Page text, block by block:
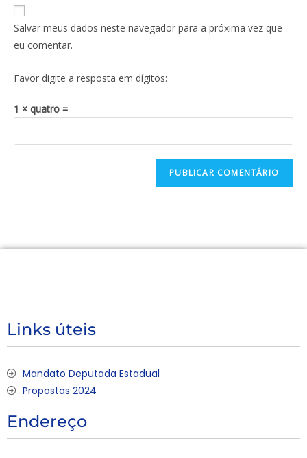
Salvar meus dados neste navegador para a próxima vez que
eu comentar.
Favor digite a resposta em dígitos:
1 × quatro =
Links úteis
Mandato Deputada Estadual
Propostas 2024
Endereço